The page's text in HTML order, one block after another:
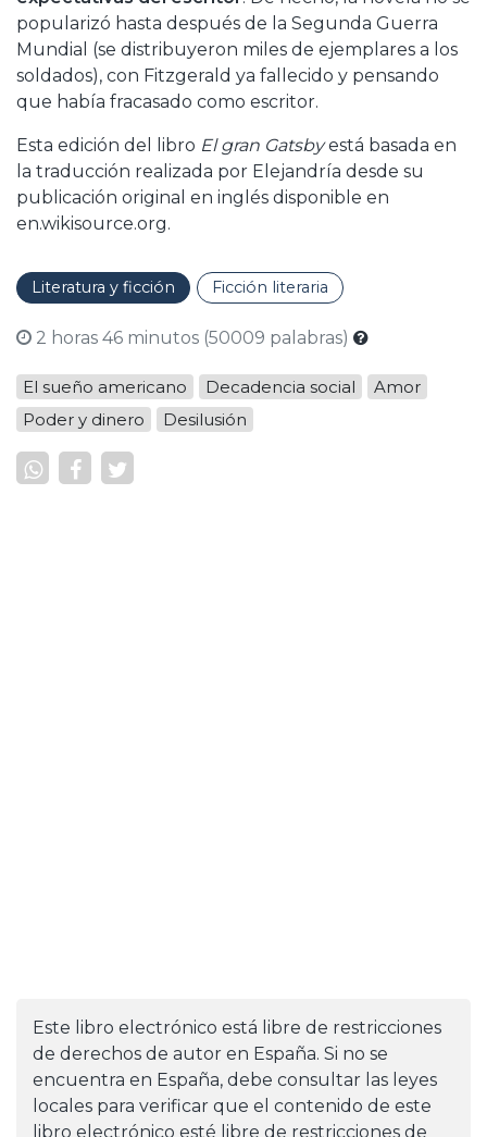
popularizó hasta después de la Segunda Guerra
Mundial (se distribuyeron miles de ejemplares a los
soldados), con Fitzgerald ya fallecido y pensando
que había fracasado como escritor.
Esta edición del libro El gran Gatsbyestá basada en
la traducción realizada por Elejandría desde su
publicación original en inglés disponible en
en.wikisource.org.
Literatura y ficción Ficción literaria
2 horas 46 minutos (50009 palabras)
El sueño americano Decadencia social
Amor
Poder y dinero
Desilusión
Este libro electrónico está libre de restricciones
de derechos de autor en España. Si no se
encuentra en España, debe consultar las leyes
locales para verificar que el contenido de este
libro electrónico esté libre de restricciones de